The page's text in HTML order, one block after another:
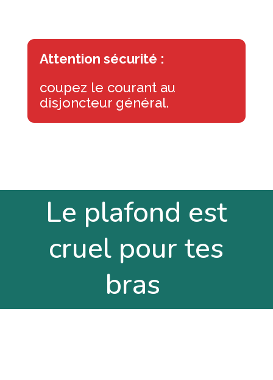
Attention sécurité :
coupez le courant au
disjoncteur général.
Le plafond est
cruel pour tes
bras